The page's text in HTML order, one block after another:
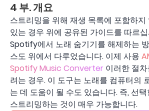
4 부. 개요
스트리밍을 위해 재생 목록에 포함하지
있는 경우 위에 공유된 가이드를 따르
Spotify에서 노래 숨기기를 해제하는
스도 위에서 다루었습니다. 이제 사용
Spotify Music Converter 이러한 절
려는 경우. 이 도구는 노래를 컴퓨터의
는 데 도움이 될 수도 있습니다. 즉, 선
스트리밍하는 것이 매우 가능합니다.